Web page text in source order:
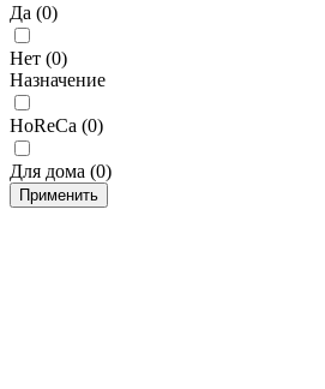
Да (0)
Нет (0)
Назначение
HoReCa (0)
Для дома (0)
Применить